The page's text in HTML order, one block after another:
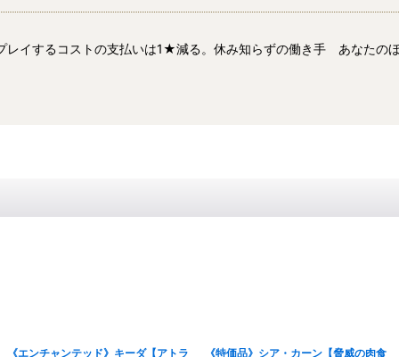
イするコストの支払いは1★減る。休み知らずの働き手 あなたの
《エンチャンテッド》キーダ【アトラ
《特価品》シア・カーン【脅威の肉食